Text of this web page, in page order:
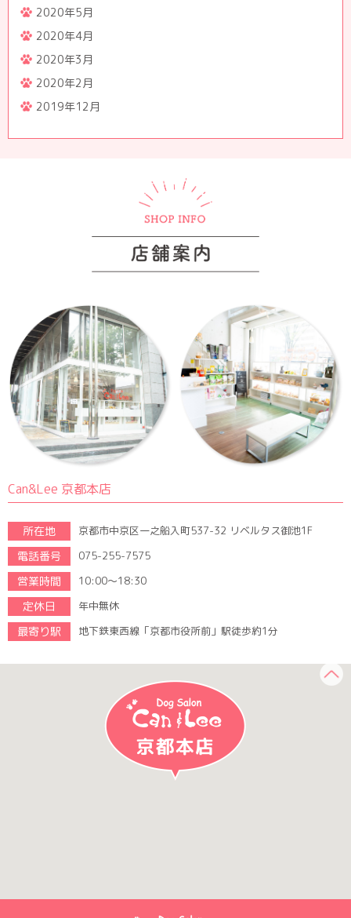
2020年5月
2020年4月
2020年3月
2020年2月
2019年12月
Can&Lee 京都本店
所在地 京都市中京区一之船入町537-32 リベルタス御池1F
電話番号 075-255-7575
営業時間 10:00～18:30
定休日 年中無休
最寄り駅 地下鉄東西線「京都市役所前」駅徒歩約1分